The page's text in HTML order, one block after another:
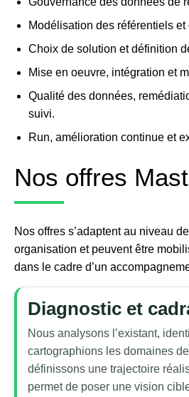
Modélisation des référentiels
Choix de solution et définition
Mise en oeuvre, intégration et
Qualité des données,
suivi.
Run, amélioration continue et
Nos offres
Nos offres s’adaptent au niveau
organisation et peuvent être
dans le cadre d’un
Diagnostic et
Nous analysons l’existant,
cartographions les domaines
définissons une trajectoire
permet de poser une vision